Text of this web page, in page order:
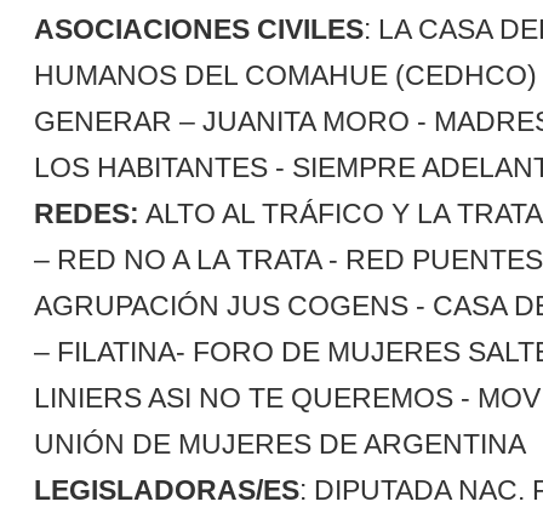
ASOCIACIONES CIVILES: LA CASA
HUMANOS DEL COMAHUE
GENERAR – JUANITA MORO -
LOS HABITANTES - SIEMPRE
REDES: ALTO AL TRÁFICO Y LA
– RED NO A LA TRATA - RED
AGRUPACIÓN JUS COGENS - CASA
– FILATINA- FORO DE MUJERES
LINIERS ASI NO TE QUEREMOS -
UNIÓN DE MUJERES DE ARGENTINA
LEGISLADORAS/ES: DIPUTADA NAC.